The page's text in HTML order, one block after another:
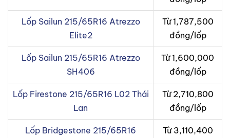
Lốp Sailun 215/65R16 Atrezzo
Elite2
Từ 1,787,500
đồng/lốp
Lốp Sailun 215/65R16 Atrezzo
SH406
Từ 1,600,000
đồng/lốp
Lốp Firestone 215/65R16 L02 Thái
Lan
Từ 2,710,800
đồng/lốp
Lốp Bridgestone 215/65R16
Từ 3,110,400